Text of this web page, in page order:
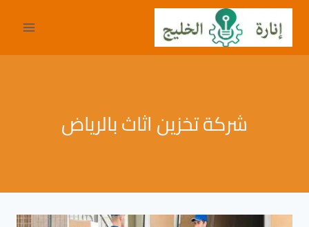
التجاوز
المحتوى
شركة تخزين اثاث بالرياض